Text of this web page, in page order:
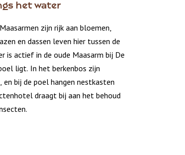
het water
zijn rijk aan bloemen,
en dassen leven hier tussen de
is actief in de oude Maasarm bij De
ligt. In het berkenbos zijn
en bij de poel hangen nestkasten
draagt bij aan het behoud